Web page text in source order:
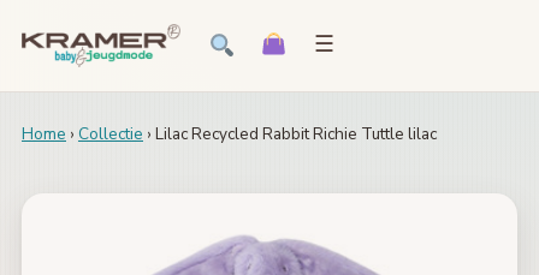
☰
Home › Collectie › Lilac Recycled Rabbit Richie Tuttle lilac